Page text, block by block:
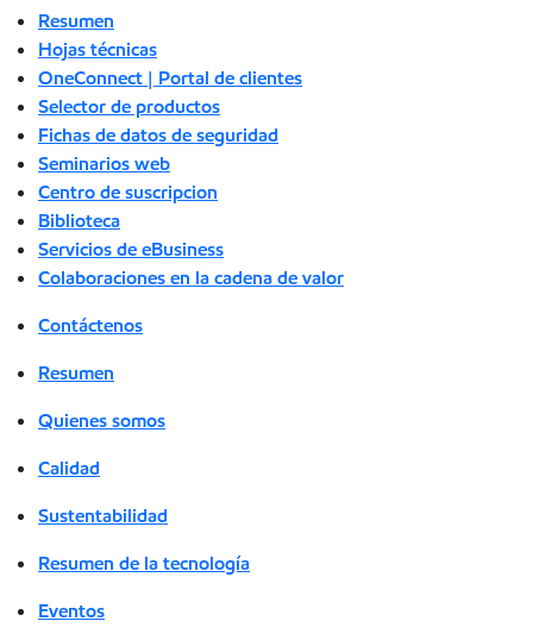
Resumen
Hojas técnicas
OneConnect | Portal de clientes
Selector de productos
Fichas de datos de seguridad
Seminarios web
Centro de suscripcion
Biblioteca
Servicios de eBusiness
Colaboraciones en la cadena de valor
Contáctenos
Resumen
Quienes somos
Calidad
Sustentabilidad
Resumen de la tecnología
Eventos